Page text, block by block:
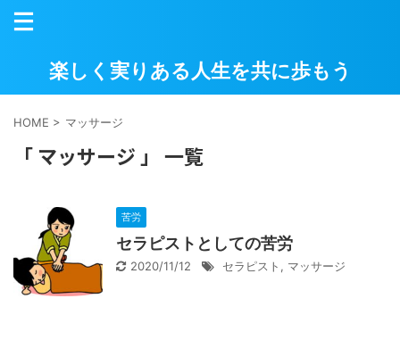
楽しく実りある人生を共に歩もう
HOME > マッサージ
「 マッサージ 」 一覧
苦労
セラピストとしての苦労
2020/11/12 セラピスト , マッサージ